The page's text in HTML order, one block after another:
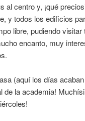
al centro y, ¡qué
y todos los edificios
libre, pudiendo
encanto, muy
(aquí los días
de la academia!